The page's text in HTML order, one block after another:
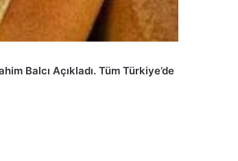
Balcı Açıkladı. Tüm Türkiye’de